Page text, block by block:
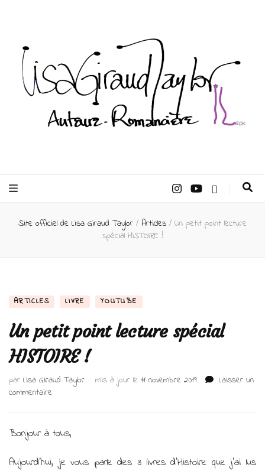
Taylor –
Auteur
Site officiel de Lisa Giraud Taylor / Articles / Un petit point lecture
spécial HISTOIRE !
ARTICLES LIVRE YOUTUBE
Un petit point lecture spécial
HISTOIRE !
par Lisa Giraud Taylor mis à jour le 11 novembre 2019
Laisser un
commentaire
point
lecture
HISTOIRE
Bonjour à tous,
Aujourd’hui, je vous parle des 3 livres d’Histoire que j’ai lus